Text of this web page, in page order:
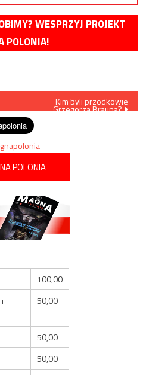
WESPRZYJ PROJEKT
POLONIA!
Kim byli przodkowie
Grzegorza Brauna?
POLONIA
100,00
i
50,00
50,00
50,00